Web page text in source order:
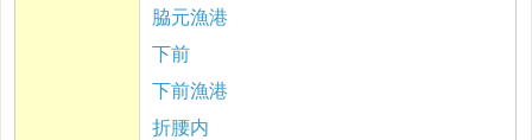
脇元漁港
下前
下前漁港
折腰内